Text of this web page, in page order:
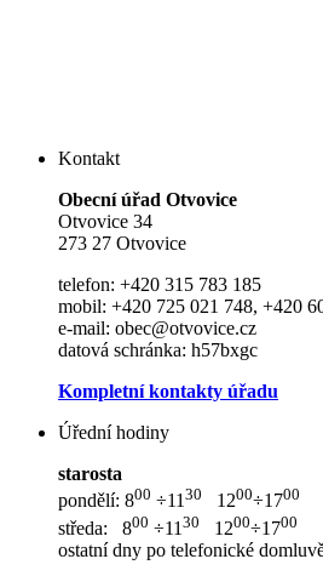
Kontakt
Obecní úřad Otvovice
Otvovice 34
273 27 Otvovice
telefon: +420 315 783 185
mobil: +420 725 021 748, +420
e-mail: obec@otvovice.cz
datová schránka: h57bxgc
Kompletní kontakty úřadu
Úřední hodiny
starosta
pondělí: 800 ÷1130 1200÷1700
středa: 800 ÷11 30 1200÷1700
ostatní dny po telefonické